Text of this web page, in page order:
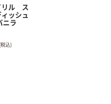
リル ス
ッシュ
ニラ
(税込)